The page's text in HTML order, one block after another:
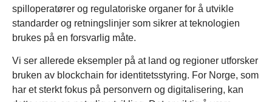
spilloperatører og regulatoriske organer for å utvikle
standarder og retningslinjer som sikrer at teknologien
brukes på en forsvarlig måte.
Vi ser allerede eksempler på at land og regioner utforsker
bruken av blockchain for identitetsstyring. For Norge, som
har et sterkt fokus på personvern og digitalisering, kan